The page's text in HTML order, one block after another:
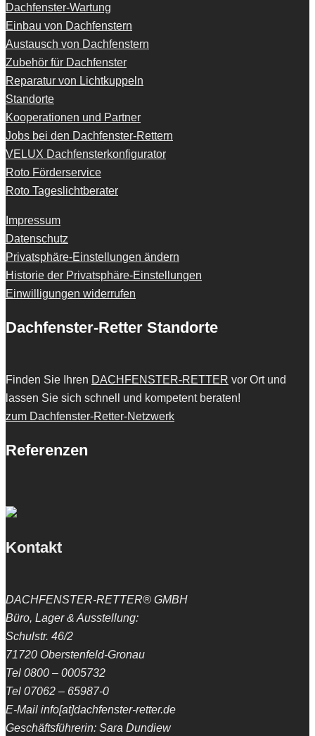
Dachfenster-Wartung
Einbau von Dachfenstern
Austausch von Dachfenstern
Zubehör für Dachfenster
Reparatur von Lichtkuppeln
Standorte
Kooperationen und Partner
Jobs bei den Dachfenster-Rettern
VELUX Dachfensterkonfigurator
Roto Förderservice
Roto Tageslichtberater
Impressum
Datenschutz
Privatsphäre-Einstellungen ändern
Historie der Privatsphäre-Einstellungen
Einwilligungen widerrufen
Dachfenster-Retter Standorte
Finden Sie Ihren DACHFENSTER-RETTER vor Ort und
lassen Sie sich schnell und kompetent beraten!
zum Dachfenster-Retter-Netzwerk
Referenzen
Kontakt
DACHFENSTER-RETTER® GMBH
Büro, Lager & Ausstellung:
Schulstr. 46/2
71720 Oberstenfeld-Gronau
Tel 0800 – 0005732
Tel 07062 – 65987-0
E-Mail info[at]dachfenster-retter.de
Geschäftsführerin: Sara Dundiew